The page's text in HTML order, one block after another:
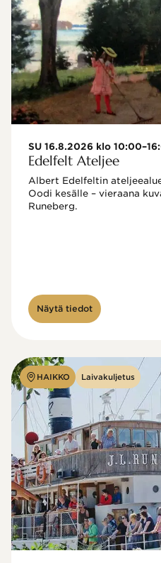
SU 16.8.2026 klo
Edelfelt Ateljee
Albert Edelfeltin
Oodi kesälle – vieraana
Näytä tiedot
HAIKKO Laivakuljetus